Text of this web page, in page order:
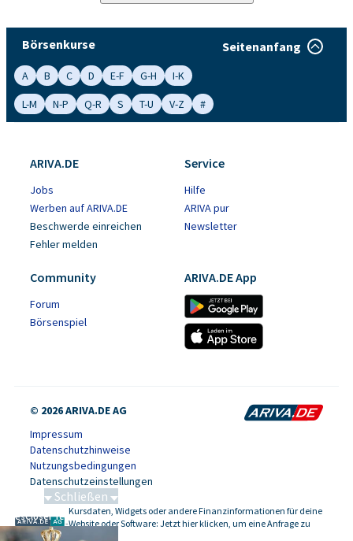
Börsenkurse Seitenanfang
A B C D E-F G-H
I-K
L-M
N-P Q-R S T-U V-Z #
ARIVA.DE
Jobs
Werben auf ARIVA.DE
Beschwerde einreichen
Fehler melden
Service
Hilfe
ARIVA pur
Newsletter
Community
Forum
Börsenspiel
ARIVA.DE App
© 2026 ARIVA.DE AG
Impressum
Datenschutzhinweise
Nutzungsbedingungen
Datenschutzeinstellungen
-
Kursdaten, Widgets oder andere Finanzinformationen für deine
Website oder Software: Jetzt hier klicken, um eine Anfrage zu
Schließen
SalesCloser Technologies